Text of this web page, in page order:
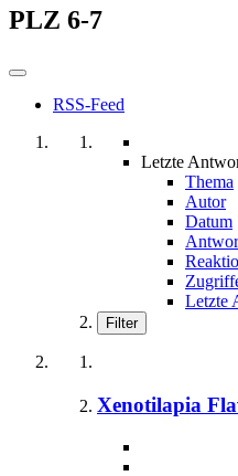
PLZ 6-7
RSS-Feed
Letzte
Thema
Autor
Datum
Letzte
Filter
Xenotilapia